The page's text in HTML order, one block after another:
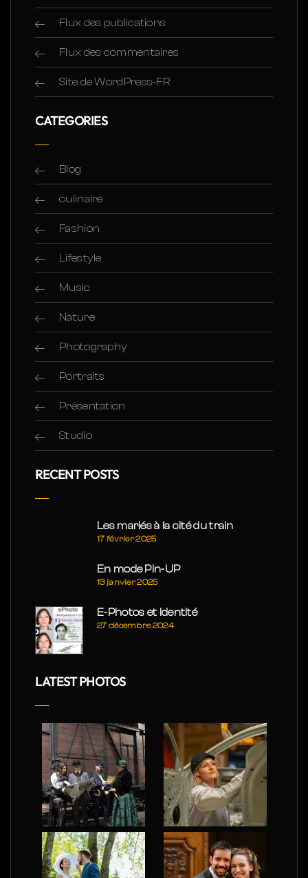
Flux des publications
Flux des commentaires
Site de WordPress-FR
CATEGORIES
Blog
culinaire
Fashion
Lifestyle
Music
Nature
Photography
Portraits
Présentation
Studio
RECENT POSTS
Les mariés à la cité du train
17 février 2025
En mode Pin-UP
13 janvier 2025
E-Photos et Identité
27 décembre 2024
LATEST PHOTOS